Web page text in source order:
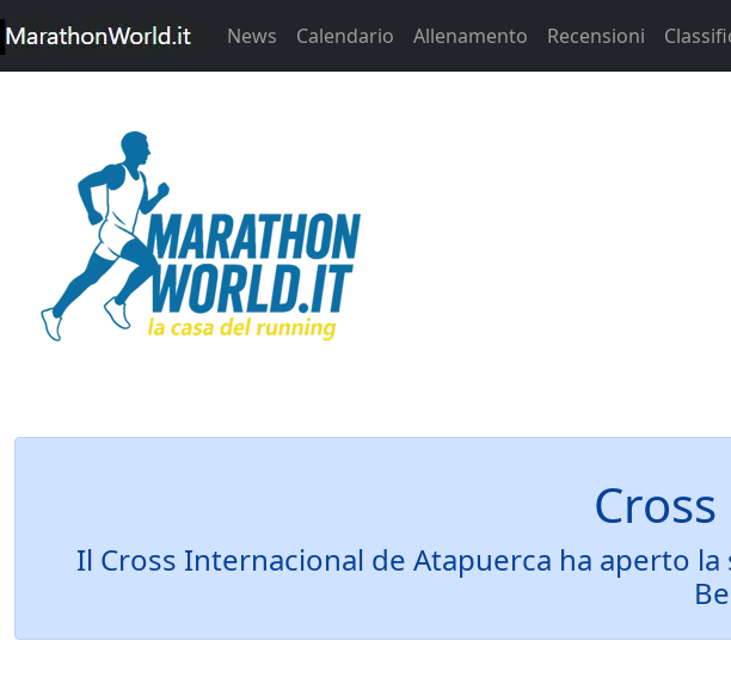
News Calendario Allenamento Recensioni
Il Cross Internacional de Atapuerca ha aperto